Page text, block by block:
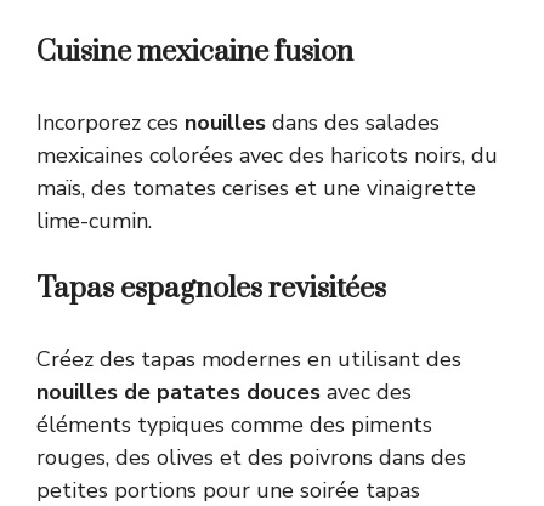
Cuisine mexicaine fusion
Incorporez ces nouilles dans des salades
mexicaines colorées avec des haricots noirs, du
maïs, des tomates cerises et une vinaigrette
lime-cumin.
Tapas espagnoles revisitées
Créez des tapas modernes en utilisant des
nouilles de patates douces avec des
éléments typiques comme des piments
rouges, des olives et des poivrons dans des
petites portions pour une soirée tapas